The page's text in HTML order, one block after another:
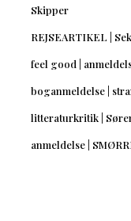
Skipper
REJSEARTIKEL |
feel good |
boganmeldelse |
litteraturkritik |
anmeldelse |